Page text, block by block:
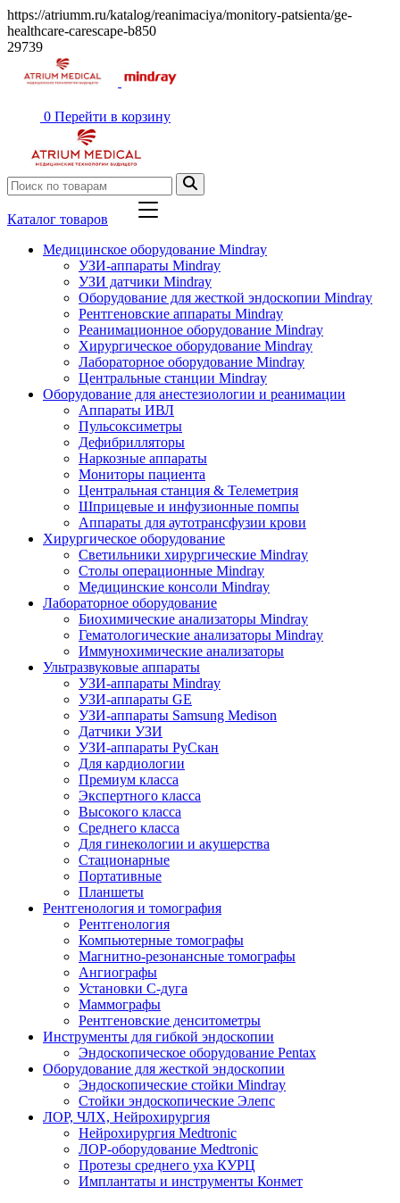
https://atriumm.ru/katalog/reanimaciya/monitory-patsienta/ge-
healthcare-carescape-b850
29739
0 Перейти в корзину
Каталог товаров
Медицинское оборудование Mindray
УЗИ-аппараты Mindray
УЗИ датчики Mindray
Оборудование для жесткой эндоскопии Mindray
Рентгеновские аппараты Mindray
Реанимационное оборудование Mindray
Хирургическое оборудование Mindray
Лабораторное оборудование Mindray
Центральные станции Mindray
Оборудование для анестезиологии и реанимации
Аппараты ИВЛ
Пульсоксиметры
Дефибрилляторы
Наркозные аппараты
Мониторы пациента
Центральная станция & Телеметрия
Шприцевые и инфузионные помпы
Аппараты для аутотрансфузии крови
Хирургическое оборудование
Светильники хирургические Mindray
Столы операционные Mindray
Медицинские консоли Mindray
Лабораторное оборудование
Биохимические анализаторы Mindray
Гематологические анализаторы Mindray
Иммунохимические анализаторы
Ультразвуковые аппараты
УЗИ-аппараты Mindray
УЗИ-аппараты GE
УЗИ-аппараты Samsung Medison
Датчики УЗИ
УЗИ-аппараты РуСкан
Для кардиологии
Премиум класса
Экспертного класса
Высокого класса
Среднего класса
Для гинекологии и акушерства
Стационарные
Портативные
Планшеты
Рентгенология и томография
Рентгенология
Компьютерные томографы
Магнитно-резонансные томографы
Ангиографы
Установки С-дуга
Маммографы
Рентгеновские денситометры
Инструменты для гибкой эндоскопии
Эндоскопическое оборудование Pentax
Оборудование для жесткой эндоскопии
Эндоскопические стойки Mindray
Стойки эндоскопические Элепс
ЛОР, ЧЛХ, Нейрохирургия
Нейрохирургия Medtronic
ЛОР-оборудование Medtronic
Протезы среднего уха КУРЦ
Имплантаты и инструменты Конмет